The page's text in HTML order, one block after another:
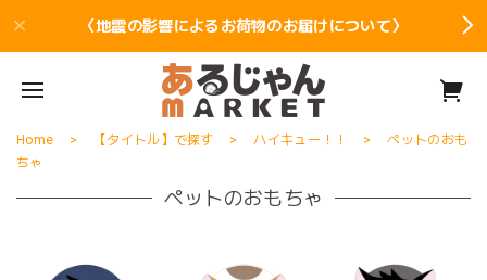
〈地震の影響によるお荷物のお届けについて〉
Home 【タイトル】で探す ハイキュー！！
ペットのおも
ちゃ
ペットのおもちゃ